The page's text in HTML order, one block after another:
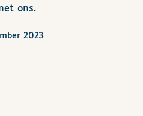
ons.
2023